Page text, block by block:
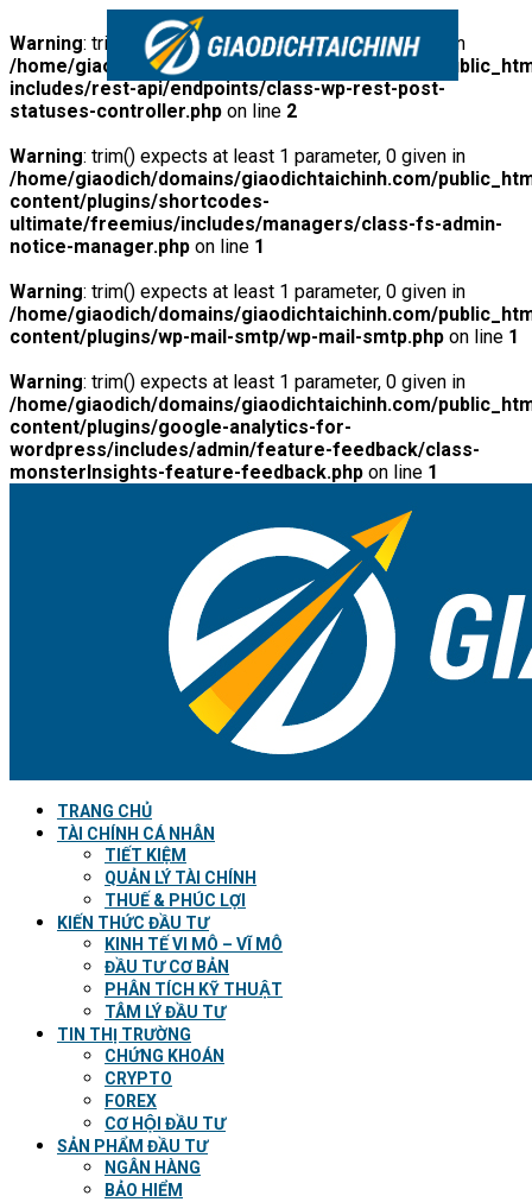
Warning: trim() expects at least 1 parameter, 0 given in
/home/giaodich/domains/giaodichtaichinh.com/
includes/rest-api/endpoints/class-wp-rest-post-
statuses-controller.php on line 2
Warning: trim() expects at least 1 parameter, 0 given in
/home/giaodich/domains/giaodichtaichinh.com/
content/plugins/shortcodes-
ultimate/freemius/includes/managers/class-fs-admin-
notice-manager.php on line 1
Warning: trim() expects at least 1 parameter, 0 given in
/home/giaodich/domains/giaodichtaichinh.com/
content/plugins/wp-mail-smtp/wp-mail-smtp.php on line 1
Warning: trim() expects at least 1 parameter, 0 given in
/home/giaodich/domains/giaodichtaichinh.com/
content/plugins/google-analytics-for-
wordpress/includes/admin/feature-feedback/class-
monsterInsights-feature-feedback.php on line 1
TRANG CHỦ
TÀI CHÍNH CÁ NHÂN
TIẾT KIỆM
QUẢN LÝ TÀI CHÍNH
THUẾ & PHÚC LỢI
KIẾN THỨC ĐẦU TƯ
KINH TẾ VI MÔ – VĨ MÔ
ĐẦU TƯ CƠ BẢN
PHÂN TÍCH KỸ THUẬT
TÂM LÝ ĐẦU TƯ
TIN THỊ TRƯỜNG
CHỨNG KHOÁN
CRYPTO
FOREX
CƠ HỘI ĐẦU TƯ
SẢN PHẨM ĐẦU TƯ
NGÂN HÀNG
BẢO HIỂM